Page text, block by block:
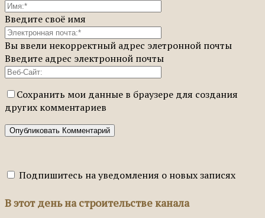
Введите своё имя
Вы ввели некорректный адрес элетронной почты
Введите адрес электронной почты
Сохранить мои данные в браузере для создания
других комментариев
Подпишитесь на уведомления о новых записях
В этот день на строительстве канала